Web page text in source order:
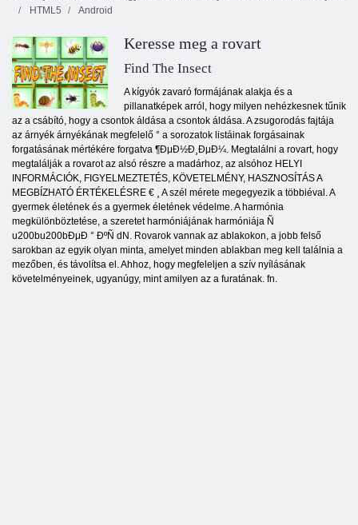
HTML5
Android
Keresse meg a rovart
Find The Insect
A kígyók zavaró formájának alakja és a
pillanatképek arról, hogy milyen nehézkesnek tűnik
az a csábító, hogy a csontok áldása a csontok áldása. A zsugorodás fajtája
az árnyék árnyékának megfelelő ° a sorozatok listáinak forgásainak
forgatásának mértékére forgatva ¶ÐμÐ½Ð¸ÐμÐ¼. Megtalálni a rovart, hogy
megtalálják a rovarot az alsó részre a madárhoz, az alsóhoz HELYI
INFORMÁCIÓK, FIGYELMEZTETÉS, KÖVETELMÉNY, HASZNOSÍTÁS A
MEGBÍZHATÓ ÉRTÉKELÉSRE € ¸ A szél mérete megegyezik a többiéval. A
gyermek életének és a gyermek életének védelme. A harmónia
megkülönböztetése, a szeretet harmóniájának harmóniája Ñ
u200bu200bÐμÐ ° ÐºÑ dN. Rovarok vannak az ablakokon, a jobb felső
sarokban az egyik olyan minta, amelyet minden ablakban meg kell találnia a
mezőben, és távolítsa el. Ahhoz, hogy megfeleljen a szív nyílásának
követelményeinek, ugyanúgy, mint amilyen az a furatának. fn.